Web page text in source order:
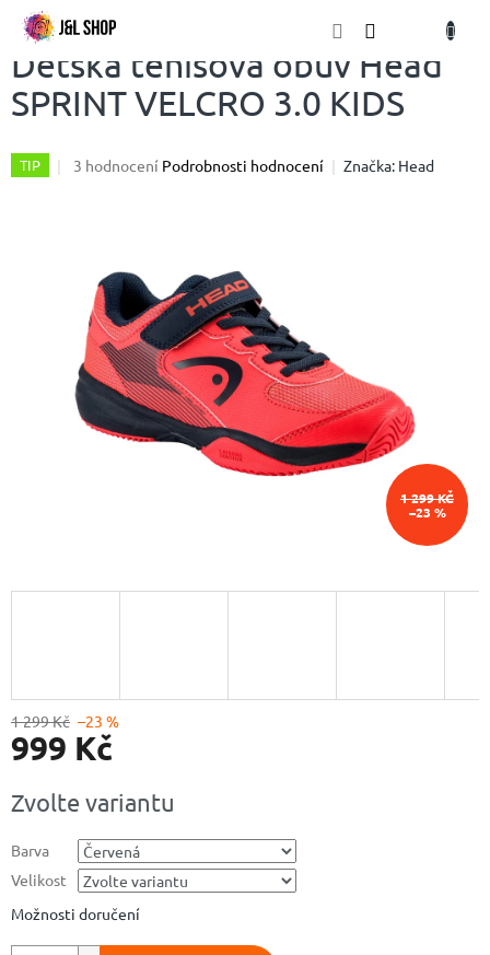
Přejít
obsah
Dětská tenisová obuv Head
SPRINT VELCRO 3.0 KIDS
TIP
Průměrné
hvězdiček.
3 hodnocení Podrobnosti hodnocení Značka: Head
1 299 KČ
–23 %
1 299 Kč –23 %
999 Kč
cena:
Zvolte variantu
Barva
Velikost
Možnosti doručení